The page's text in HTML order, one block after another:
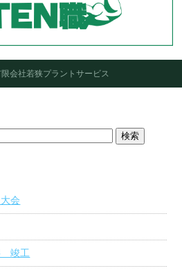
限会社若狭プラントサービス
会
竣工